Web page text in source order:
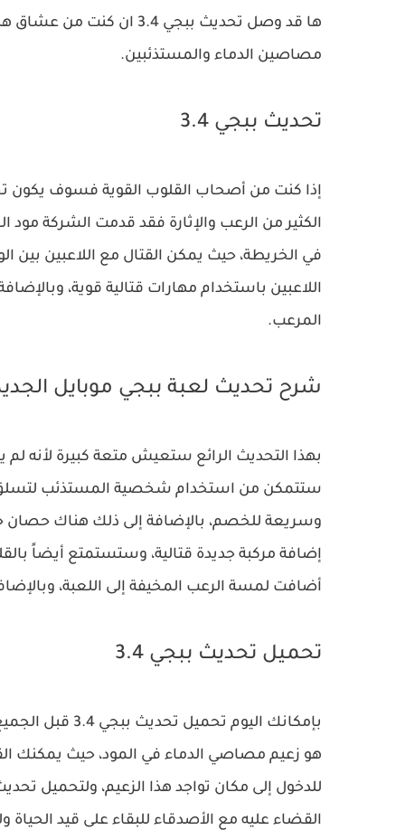
ها قد وصل تحديث ببجي 3.4
مصاصين الدماء والمستذئبين.
تحديث ببجي 3.4
الكثير من الرعب والإثارة فقد قدمت الشركة
في الخريطة، حيث يمكن القتال مع اللاعبين
اللاعبين باستخدام مهارات قتالية قوية،
المرعب.
شرح تحديث لعبة ببجي موبايل
بهذا التحديث الرائع ستعيش متعة كبيرة لأنه
ستتمكن من استخدام شخصية المستذئب لتسلق
وسريعة للخصم، بالإضافة إلى ذلك هناك حصان
إضافة مركبة جديدة قتالية، وستستمتع أيضاً
أضافت لمسة الرعب المخيفة إلى اللعبة،
تحميل تحديث ببجي 3.4
بإمكانك اليوم
هو زعيم مصاصي الدماء في المود، حيث يمكنك
للدخول إلى مكان تواجد هذا الزعيم، ولتحميل
القضاء عليه مع الأصدقاء للبقاء على قيد